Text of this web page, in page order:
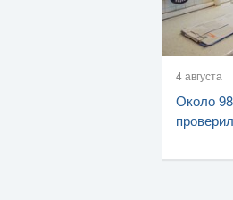
4 августа
Около